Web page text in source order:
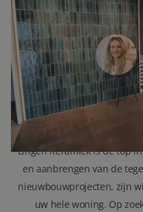
071 579 43 55
(Leiden)
Lingen Keramiek is de top
en aanbrengen van de
nieuwbouwprojecten, zijn
uw hele woning. Op